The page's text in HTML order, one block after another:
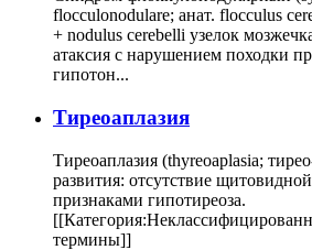
flocculonodulare; анат. flocculus
+ nodulus cerebelli узелок
атаксия с нарушением походки
гипотон...
Тиреоаплазия
Тиреоаплазия (thyreoaplasia;
развития: отсутствие
признаками гипотиреоза.
термины]]